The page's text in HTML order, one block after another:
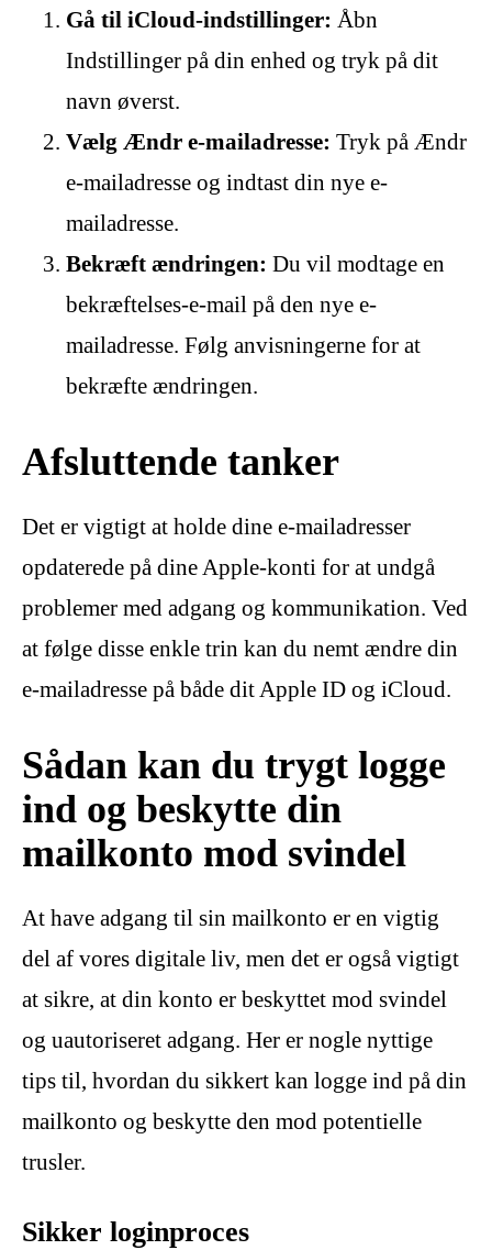
Gå til iCloud-indstillinger: Åbn
Indstillinger på din enhed og tryk på dit
navn øverst.
Vælg Ændr e-mailadresse: Tryk på Ændr
e-mailadresse og indtast din nye e-
mailadresse.
Bekræft ændringen: Du vil modtage en
bekræftelses-e-mail på den nye e-
mailadresse. Følg anvisningerne for at
bekræfte ændringen.
Afsluttende tanker
Det er vigtigt at holde dine e-mailadresser
opdaterede på dine Apple-konti for at undgå
problemer med adgang og kommunikation. Ved
at følge disse enkle trin kan du nemt ændre din
e-mailadresse på både dit Apple ID og iCloud.
Sådan kan du trygt logge
ind og beskytte din
mailkonto mod svindel
At have adgang til sin mailkonto er en vigtig
del af vores digitale liv, men det er også vigtigt
at sikre, at din konto er beskyttet mod svindel
og uautoriseret adgang. Her er nogle nyttige
tips til, hvordan du sikkert kan logge ind på din
mailkonto og beskytte den mod potentielle
trusler.
Sikker loginproces